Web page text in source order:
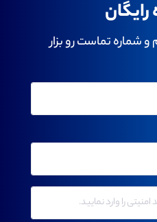
و شماره تماست رو بزار